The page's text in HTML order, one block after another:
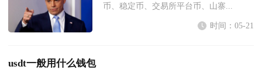
币、稳定币、交易所平台币、山寨...
时间：05-21
usdt一般用什么钱包